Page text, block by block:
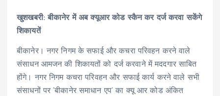
खुशखबरी: बीकानेर में अब क्यूआर कोड स्कैन कर दर्ज करवा सकेंगे
शिकायतें
बीकानेर। नगर निगम के सफाई और कचरा परिवहन करने वाले
संसाधन आमजन की शिकायतों को दर्ज करवाने में मददगार साबित
होंगे। नगर निगम कचरा परिवहन और सफाई कार्य करने वाले सभी
संसाधनों पर ‘बीकानेर समाधान एप’ का क्यू आर कोड अंकित